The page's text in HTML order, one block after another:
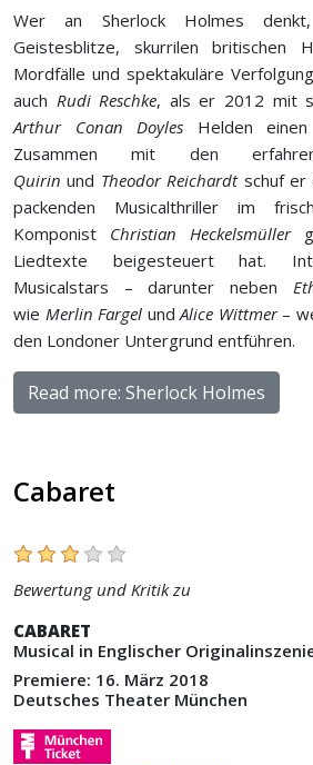
Wer an Sherlock Holmes
Geistesblitze, skurrilen britischen
Mordfälle und spektakuläre
auch Rudi Reschke, als er 2012 mit
Arthur Conan Doyles Helden
Zusammen mit den
Quirin und Theodor Reichardtschuf er
packenden Musicalthriller im
Komponist Christian Heckelsmüller
Liedtexte beigesteuert hat.
Musicalstars – darunter neben
wie Merlin Fargel und Alice Wittmer–
den Londoner Untergrund entführen.
Read more: Sherlock Holmes
Cabaret
Bewertung und Kritik zu
CABARET
Musical in Englischer
Premiere: 16. März 2018
Deutsches Theater München